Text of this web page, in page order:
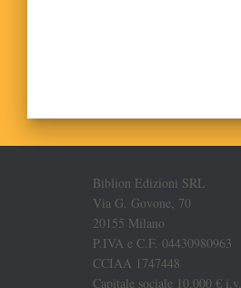
Biblion Edizioni SRL
Via G. Govone, 70
20155 Milano
P.IVA e C.F. 04430980963
CCIAA 1747448
Capitale sociale 10.000 € i.v.